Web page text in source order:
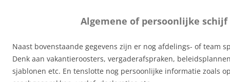
Algemene of persoonlijke schijf
Naast bovenstaande gegevens zijn er nog afdelings- of team
Denk aan vakantieroosters, vergaderafspraken,
sjablonen etc. En tenslotte nog persoonlijke informatie zoals